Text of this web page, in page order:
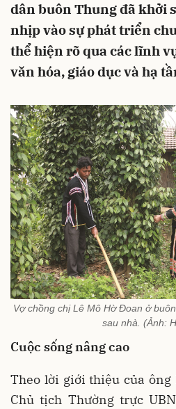
dân buôn Thung đã khởi
nhịp vào sự phát triển
thể hiện rõ qua các lĩnh
văn hóa, giáo dục và hạ
Vợ chồng chị Lê Mô Hờ Đoan ở
sau nhà. (Ảnh:
Cuộc sống nâng cao
Theo lời giới thiệu của
Chủ tịch Thường trực